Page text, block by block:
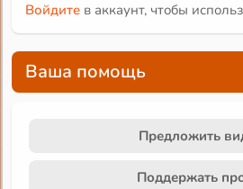
Войдите в аккаунт, чтобы
Ваша помощь
Предложить
Поддержать